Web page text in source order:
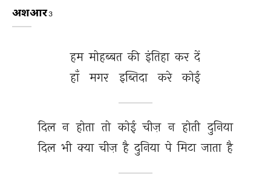
अशआर3
हम मोहब्बत की इंतिहा कर दें
हाँ
मगर इब्तिदा करे कोई
दिल न होता तो कोई चीज़ न होती दुनिया
दिल भी क्या चीज़ है दुनिया पे मिटा जाता है